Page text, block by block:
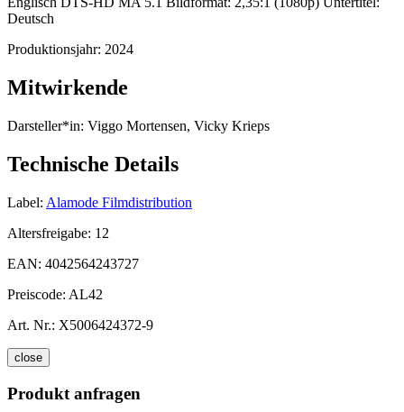
Deutsch
Produktionsjahr: 2024
Mitwirkende
Darsteller*in: Viggo Mortensen, Vicky Krieps
Technische Details
Label: Alamode Filmdistribution
Altersfreigabe: 12
EAN: 4042564243727
Preiscode: AL42
Art. Nr.: X5006424372-9
close
Produkt anfragen